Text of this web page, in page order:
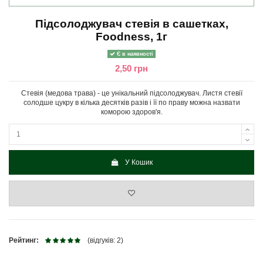
Підсолоджувач стевія в сашетках,
Foodness, 1г
Є в наявності
2,50 грн
Стевія (медова трава) - це унікальний підсолоджувач. Листя стевії
солодше цукру в кілька десятків разів і її по праву можна назвати
коморою здоров'я.
У Кошик
Рейтинг: (відгуків: 2)